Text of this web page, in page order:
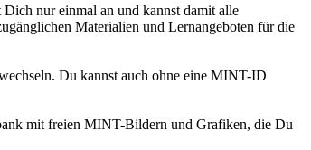
Dich nur einmal an und kannst damit alle
Materialien und Lernangeboten für die
Du kannst auch ohne eine MINT-ID
mit freien MINT-Bildern und Grafiken, die Du